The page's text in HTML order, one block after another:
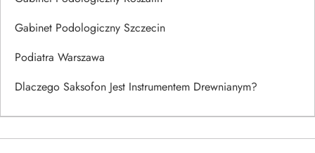
Gabinet Podologiczny Szczecin
Podiatra Warszawa
Dlaczego Saksofon Jest Instrumentem Drewnianym?